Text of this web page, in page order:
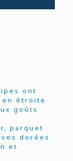
ont
en étroite
goûts
parquet
dorées
et